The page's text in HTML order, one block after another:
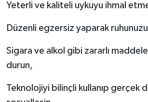
Yeterli ve kaliteli uykuyu ihmal
Düzenli egzersiz yaparak
Sigara ve alkol gibi zararlı
durun,
Teknolojiyi bilinçli kullanıp gerçek